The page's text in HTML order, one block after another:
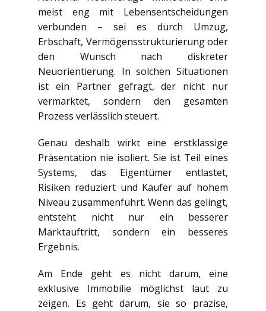
meist eng mit Lebensentscheidungen
verbunden – sei es durch Umzug,
Erbschaft, Vermögensstrukturierung oder
den Wunsch nach diskreter
Neuorientierung. In solchen Situationen
ist ein Partner gefragt, der nicht nur
vermarktet, sondern den gesamten
Prozess verlässlich steuert.
Genau deshalb wirkt eine erstklassige
Präsentation nie isoliert. Sie ist Teil eines
Systems, das Eigentümer entlastet,
Risiken reduziert und Käufer auf hohem
Niveau zusammenführt. Wenn das gelingt,
entsteht nicht nur ein besserer
Marktauftritt, sondern ein besseres
Ergebnis.
Am Ende geht es nicht darum, eine
exklusive Immobilie möglichst laut zu
zeigen. Es geht darum, sie so präzise,